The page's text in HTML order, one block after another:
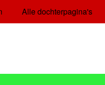
Alle dochterpagina's